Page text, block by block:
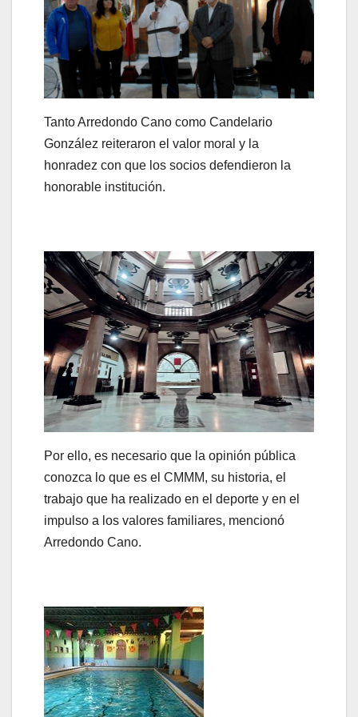
Tanto Arredondo Cano como Candelario
González reiteraron el valor moral y la
honradez con que los socios defendieron la
honorable institución.
Por ello, es necesario que la opinión pública
conozca lo que es el CMMM, su historia, el
trabajo que ha realizado en el deporte y en el
impulso a los valores familiares, mencionó
Arredondo Cano.